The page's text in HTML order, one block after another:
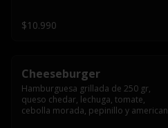
$10.990
Cheeseburger
Hamburguesa grillada de 250 gr,
queso chedar, lechuga, tomate,
cebolla morada, pepinillo y american